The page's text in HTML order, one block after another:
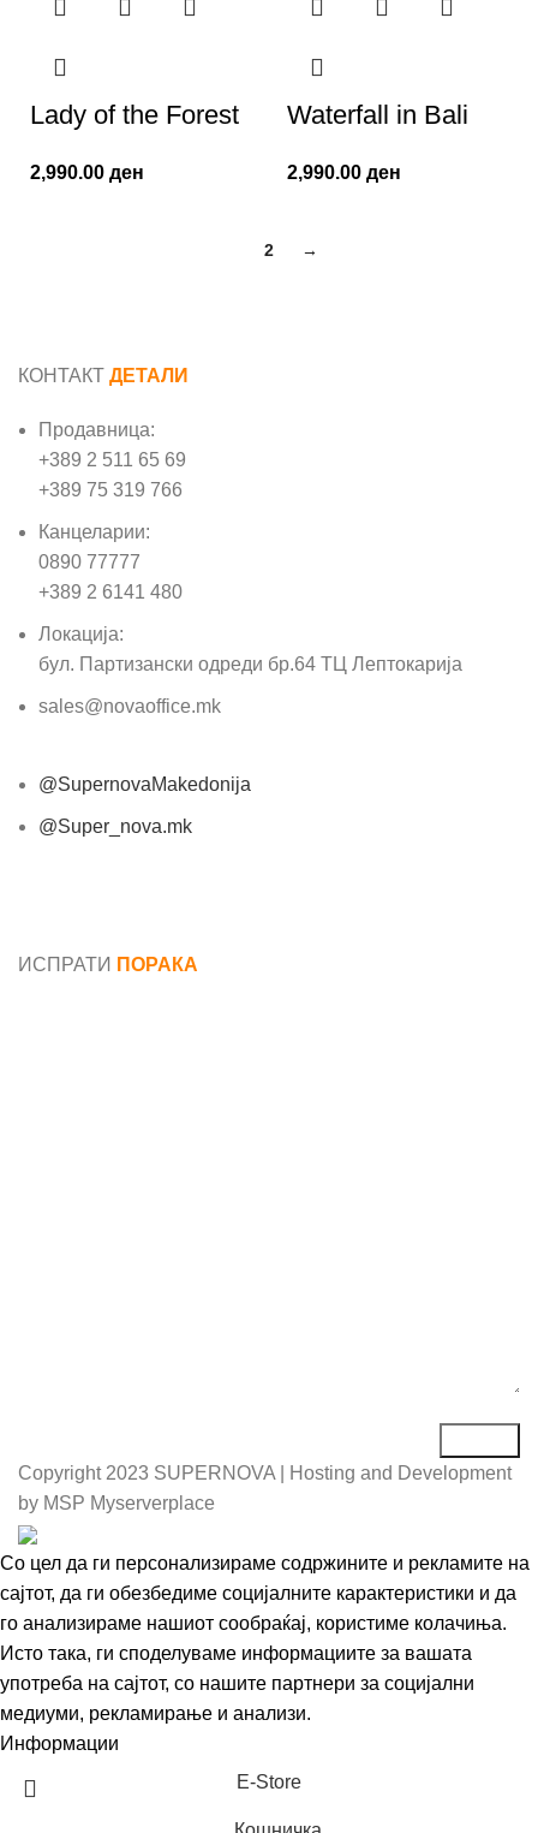
Lady of the Forest
2,990.00 ден
Waterfall in Bali
2,990.00 ден
2 →
КОНТАКТ ДЕТАЛИ
Продавница:
+389 2 511 65 69
+389 75 319 766
Канцеларии:
0890 77777
+389 2 6141 480
Локација:
бул. Партизански одреди бр.64 ТЦ Лептокарија
sales@novaoffice.mk
@SupernovaMakedonija
@Super_nova.mk
ИСПРАТИ ПОРАКА
Copyright 2023 SUPERNOVA | Hosting and Development
by MSP Myserverplace
Со цел да ги персонализираме содржините и рекламите на
сајтот, да ги обезбедиме социјалните карактеристики и да
го анализираме нашиот сообраќај, користиме колачиња.
Исто така, ги споделуваме информациите за вашата
употреба на сајтот, со нашите партнери за социјални
медиуми, рекламирање и анализи.
Информации
Е-Store